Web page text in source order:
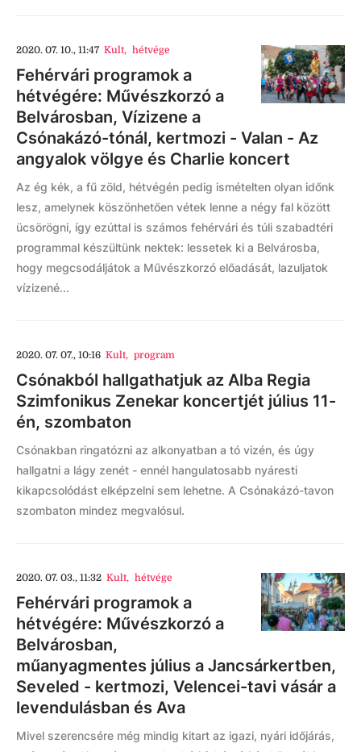
2020. 07. 10., 11:47 Kult, hétvége
Fehérvári programok a
hétvégére: Művészkorzó a
Belvárosban, Vízizene a
Csónakázó-tónál, kertmozi - Valan - Az
angyalok völgye és Charlie koncert
Az ég kék, a fű zöld, hétvégén pedig ismételten olyan időnk
lesz, amelynek köszönhetően vétek lenne a négy fal között
ücsörögni, így ezúttal is számos fehérvári és túli szabadtéri
programmal készültünk nektek: lessetek ki a Belvárosba,
hogy megcsodáljátok a Művészkorzó előadását, lazuljatok
vízizené...
2020. 07. 07., 10:16 Kult, program
Csónakból hallgathatjuk az Alba Regia
Szimfonikus Zenekar koncertjét július 11-
én, szombaton
Csónakban ringatózni az alkonyatban a tó vizén, és úgy
hallgatni a lágy zenét - ennél hangulatosabb nyáresti
kikapcsolódást elképzelni sem lehetne. A Csónakázó-tavon
szombaton mindez megvalósul.
2020. 07. 03., 11:32 Kult, hétvége
Fehérvári programok a
hétvégére: Művészkorzó a
Belvárosban,
műanyagmentes július a Jancsárkertben,
Seveled - kertmozi, Velencei-tavi vásár a
levendulásban és Ava
Mivel szerencsére még mindig kitart az igazi, nyári időjárás,